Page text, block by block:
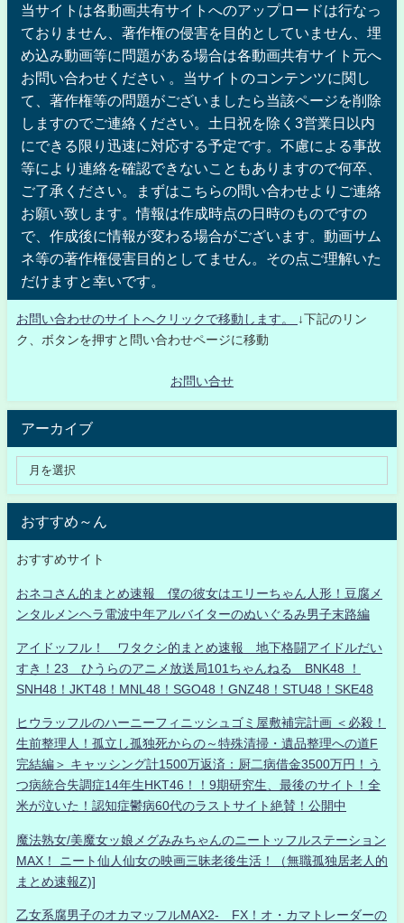
当サイトは各動画共有サイトへのアップロードは行なっ
ておりません、著作権の侵害を目的としていません、埋
め込み動画等に問題がある場合は各動画共有サイト元へ
お問い合わせください 。当サイトのコンテンツに関し
て、著作権等の問題がございましたら当該ページを削除
しますのでご連絡ください。土日祝を除く3営業日以内
にできる限り迅速に対応する予定です。不慮による事故
等により連絡を確認できないこともありますので何卒、
ご了承ください。まずはこちらの問い合わせよりご連絡
お願い致します。情報は作成時点の日時のものですの
で、作成後に情報が変わる場合がございます。動画サム
ネ等の著作権侵害目的としてません。その点ご理解いた
だけますと幸いです。
お問い合わせのサイトへクリックで移動します。
↓下記のリン
ク、ボタンを押すと問い合わせページに移動
お問い合せ
アーカイブ
おすすめ～ん
おすすめサイト
おネコさん的まとめ速報 僕の彼女はエリーちゃん人形！豆腐メ
ンタルメンヘラ電波中年アルバイターのぬいぐるみ男子末路編
アイドッフル！ ワタクシ的まとめ速報 地下格闘アイドルだい
すき！23 ひうらのアニメ放送局101ちゃんねる BNK48 ！
SNH48！JKT48！MNL48！SGO48！GNZ48！STU48！SKE48
ヒウラッフルのハーニーフィニッシュゴミ屋敷補完計画 ＜必殺！
生前整理人！孤立し孤独死からの～特殊清掃・遺品整理への道F
完結編＞ キャッシング計1500万返済：厨二病借金3500万円！う
つ病統合失調症14年生HKT46！！9期研究生、最後のサイト！全
米が泣いた！認知症鬱病60代のラストサイト絶賛！公開中
魔法熟女/美魔女ッ娘メグみみちゃんのニートッフルステーション
MAX！ ニート仙人仙女の映画三昧老後生活！（無職孤独居老人的
まとめ速報Z)]
乙女系腐男子のオカマッフルMAX2- FX！オ・カマトレーダーの